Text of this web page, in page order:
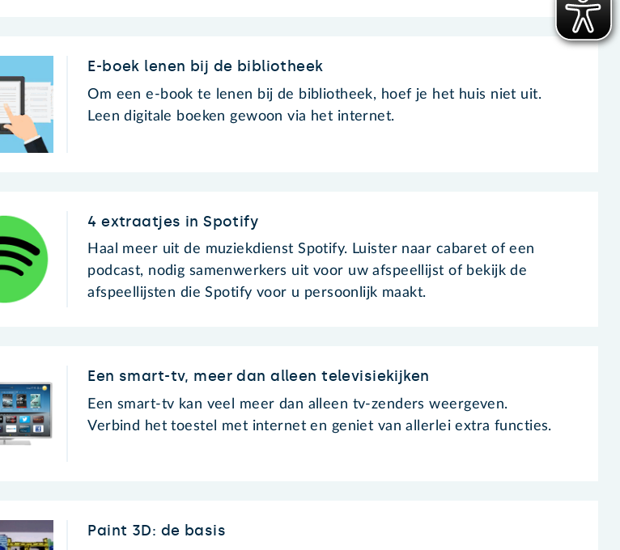
E-boek lenen bij de bibliotheek
Om een e-book te lenen bij de bibliotheek, hoef je het huis niet uit.
Leen digitale boeken gewoon via het internet.
4 extraatjes in Spotify
Haal meer uit de muziekdienst Spotify. Luister naar cabaret of een
podcast, nodig samenwerkers uit voor uw afspeellijst of bekijk de
afspeellijsten die Spotify voor u persoonlijk maakt.
Een smart-tv, meer dan alleen televisiekijken
Een smart-tv kan veel meer dan alleen tv-zenders weergeven.
Verbind het toestel met internet en geniet van allerlei extra functies.
Paint 3D: de basis